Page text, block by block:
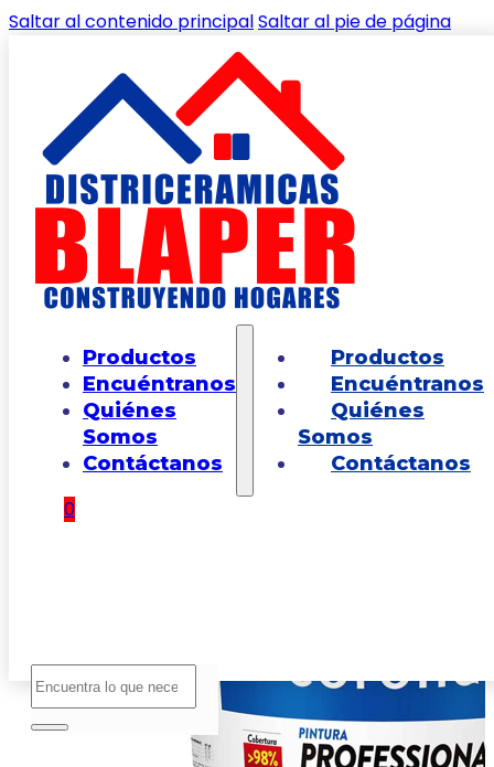
Saltar al contenido principalSaltar al pie de página
Productos
Encuéntranos
Quiénes
Somos
Contáctanos
Productos
Encuéntranos
Quiénes
Somos
Contáctanos
0
Buscar
Inicio/Shop/PINTURA, ESTUCOS Y
COMPLEMENTOS/PINTURAS
Pintura
Professional Alta Cobertura Blanco 5
Galones
🔍